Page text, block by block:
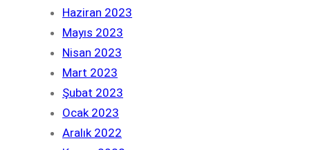
Haziran 2023
Mayıs 2023
Nisan 2023
Mart 2023
Şubat 2023
Ocak 2023
Aralık 2022